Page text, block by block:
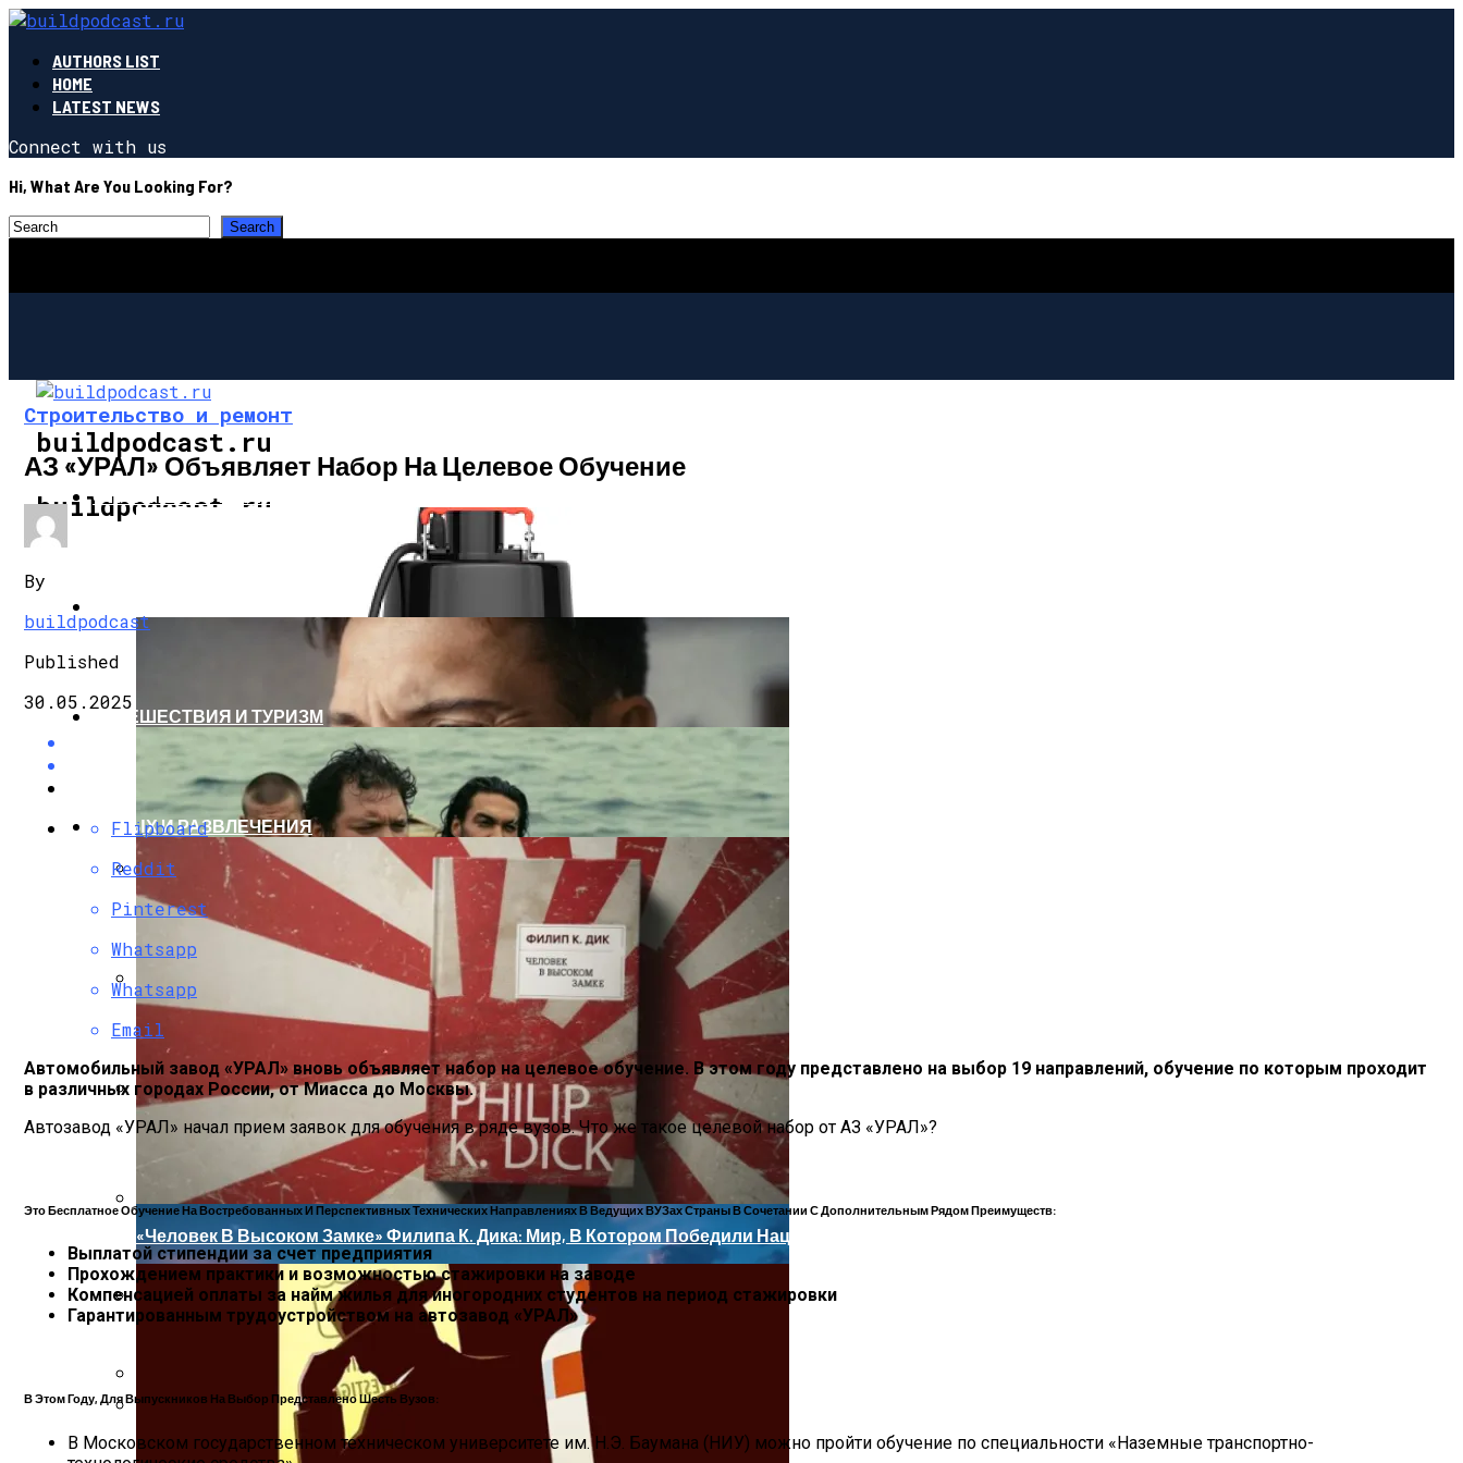
AUTHORS LIST
HOME
LATEST NEWS
Connect with us
Hi, What Are You Looking For?
buildpodcast.ru
buildpodcast.ru
СТРОИТЕЛЬСТВО И РЕМОНТ
VANDJORD Расширил Линейку Дренажных Насосов APV
«Сибирский Цемент» Подвёл Итоги За Девять Месяцев 2021 Года
В Санкт-Петербурге Открылся Отель IN2IT
Почему Проблемы С Зубами Могут Отразиться На Пищеварении? Топ-5 Советов Для Профилактики От Стоматолога
Обзор Противовирусного Препарата Кагоцел
ПУТЕШЕСТВИЯ И ТУРИЗМ
Как Отдыхать Как Джейсон Момоа И Александр Овечкин: Шесть Идей Для Активного Путешествия
ОТДЫХ И РАЗВЛЕЧЕНИЯ
«Человек В Высоком Замке» Филипа К. Дика: Мир, В Котором Победили Нацисты
Строительство и ремонт
АЗ «УРАЛ» Объявляет Набор На Целевое Обучение
By
buildpodcast
Published
30.05.2025
Flipboard
Reddit
Pinterest
Whatsapp
Whatsapp
Email
Автомобильный завод «УРАЛ» вновь объявляет набор на целевое обучение. В этом году представлено на выбор 19 направлений, обучение по которым проходит
в различных городах России, от Миасса до Москвы.
Автозавод «УРАЛ» начал прием заявок для обучения в ряде вузов. Что же такое целевой набор от АЗ «УРАЛ»?
Это Бесплатное Обучение На Востребованных И Перспективных Технических Направлениях В Ведущих ВУЗах Страны В Сочетании С Дополнительным Рядом Преимуществ:
Выплатой стипендии за счет предприятия
Прохождением практики и возможностью стажировки на заводе
Компенсацией оплаты за найм жилья для иногородних студентов на период стажировки
Гарантированным трудоустройством на автозавод «УРАЛ»
В Этом Году, Для Выпускников На Выбор Представлено Шесть Вузов:
В Московском государственном техническом университете им. Н.Э. Баумана (НИУ) можно пройти обучение по специальности «Наземные транспортно-